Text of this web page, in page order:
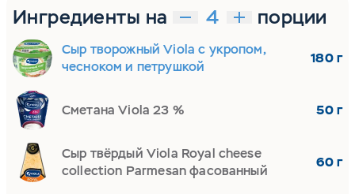
Ингредиенты на порции
Сыр творожный Viola с укропом,
чесноком и петрушкой
180 г
Сметана Viola 23 % 50 г
Сыр твёрдый Viola Royal cheese
collection Parmesan фасованный
60 г